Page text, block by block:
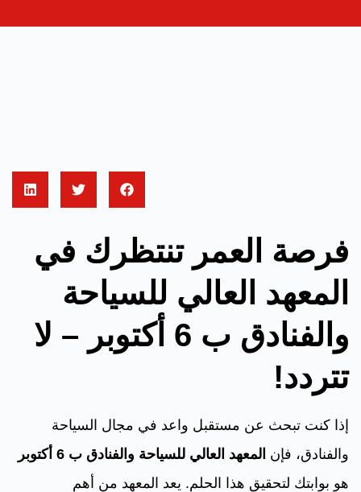
فرصة العمر تنتظرك في
المعهد العالي للسياحة
والفنادق ب 6 أكتوبر – لا
تتردد!
إذا كنت تبحث عن مستقبل واعد في مجال السياحة
والفنادق، فإن المعهد العالي للسياحة والفنادق ب 6 أكتوبر
هو بوابتك لتحقيق هذا الحلم. يعد المعهد من أهم